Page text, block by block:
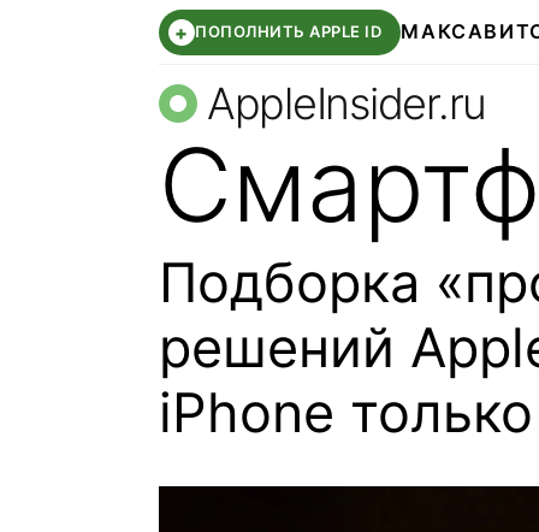
+ ПОПОЛНИТЬ APPLE ID МАКС
AppleInsider.ru
Подборка
решений
iPhone